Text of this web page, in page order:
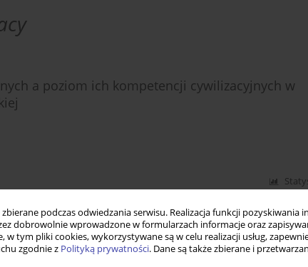
podczas odwiedzania serwisu. Realizacja funkcji pozyskiwania
dobrowolnie wprowadzone w formularzach informacje oraz
w tym pliki cookies, wykorzystywane są w celu realizacji usług,
zgodnie z Polityką prywatności. Dane są także zbierane i
a poziom ich kompetencji cywilizacyjnych w